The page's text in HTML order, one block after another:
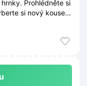
Prohlédněte si
si nový kousek
cenu.